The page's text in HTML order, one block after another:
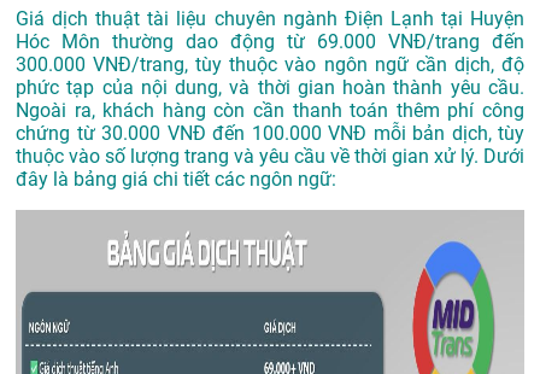
Giá dịch thuật tài liệu chuyên ngành Điện Lạnh tại Huyện
Hóc Môn thường dao động từ 69.000 VNĐ/trang đến
300.000 VNĐ/trang, tùy thuộc vào ngôn ngữ cần dịch, độ
phức tạp của nội dung, và thời gian hoàn thành yêu cầu.
Ngoài ra, khách hàng còn cần thanh toán thêm phí công
chứng từ 30.000 VNĐ đến 100.000 VNĐ mỗi bản dịch, tùy
thuộc vào số lượng trang và yêu cầu về thời gian xử lý. Dưới
đây là bảng giá chi tiết các ngôn ngữ: